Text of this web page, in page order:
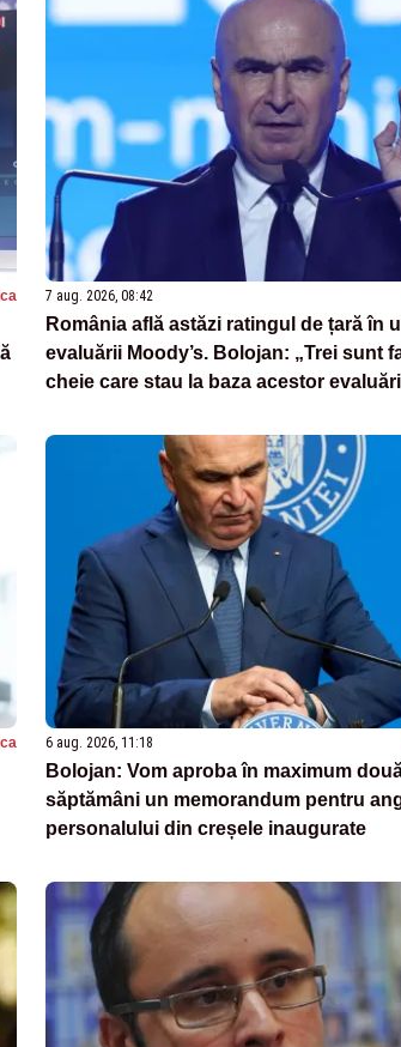
7 aug. 2026, 08:42
România află astăzi ratingul de țară în
evaluării Moody’s. Bolojan: „Trei sunt
cheie care stau la baza acestor
6 aug. 2026, 11:18
Bolojan: Vom aproba în maximum
săptămâni un memorandum pentru
personalului din creșele inaugurate